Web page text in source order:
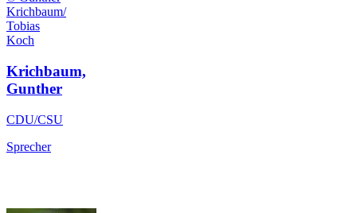
Krichbaum/
Tobias
Koch
Krichbaum,
Gunther
CDU/CSU
Sprecher